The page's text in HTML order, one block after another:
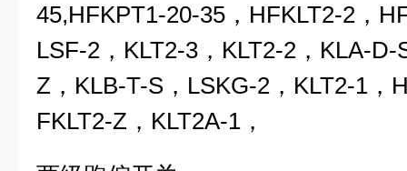
45,HFKPT1-20-35， HFKLT2-2 ，
LSF-2，KLT2-3，KLT2-2，KLA-
Z，KLB-T-S，LSKG-2，KLT2-1，
FKLT2-Z， KLT2A-1 ，